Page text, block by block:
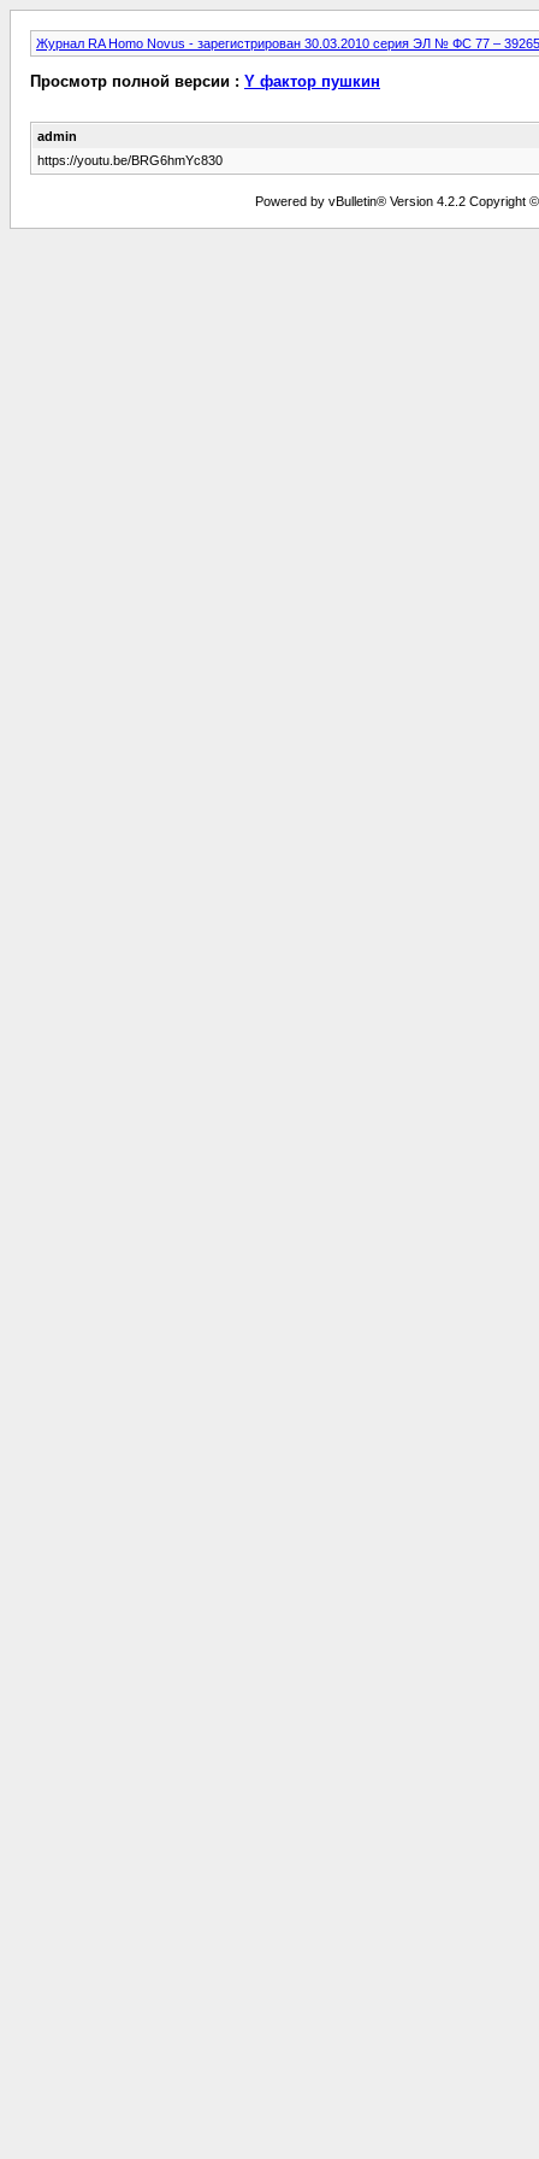
Журнал RA Homo Novus - зарегистрирован 30.03.2010 серия ЭЛ № ФС 77 –
Просмотр полной версии : Y фактор пушкин
admin
https://youtu.be/BRG6hmYc830
Powered by vBulletin® Version 4.2.2 Copyright